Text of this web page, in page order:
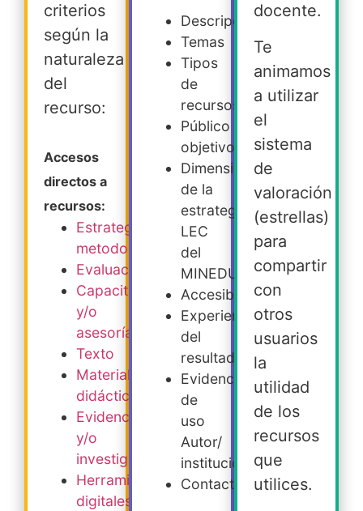
criterios
según la
naturaleza
del
recurso:
Accesos
directos a
recursos:
Estrategia
metodológica
Evaluación
Capacitación
y/o
asesoría
Texto
Material
didáctico
Evidencia
y/o
investigación
Herramientas
digitales
Descripción
Temas
Tipos
de
recursos
Público
objetivo
Dimensiones
de la
estrategia
LEC
del
MINEDUC
Accesibilidad
Experiencia
del
resultado
Evidencia
de
uso
Autor/
institución
Contacto
docente.
Te
animamos
a utilizar
el
sistema
de
valoración
(estrellas)
para
compartir
con
otros
usuarios
la
utilidad
de los
recursos
que
utilices.